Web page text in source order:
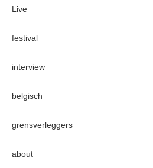
Live
festival
interview
belgisch
grensverleggers
about